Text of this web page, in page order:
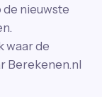
nieuwste
waar de
Berekenen.nl